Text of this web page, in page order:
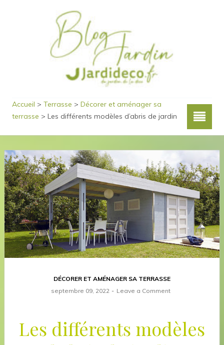
Accueil > Terrasse > Décorer et aménager sa
terrasse > Les différents modèles d’abris de jardin
DÉCORER ET AMÉNAGER SA TERRASSE
septembre 09, 2022
Leave a Comment
Les différents modèles